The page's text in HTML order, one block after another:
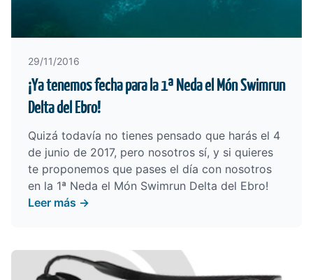
29/11/2016
¡Ya tenemos fecha para la 1ª Neda el Món Swimrun
Delta del Ebro!
Quizá todavía no tienes pensado que harás el 4
de junio de 2017, pero nosotros sí, y si quieres
te proponemos que pases el día con nosotros
en la 1ª Neda el Món Swimrun Delta del Ebro!
Leer más →